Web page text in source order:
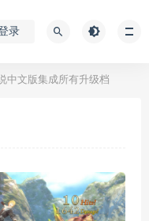
录
中文版集成所有升级档